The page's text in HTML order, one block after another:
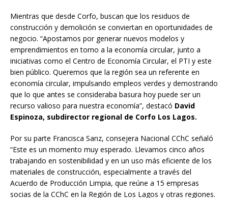
Mientras que desde Corfo, buscan que los residuos de
construcción y demolición se conviertan en oportunidades de
negocio. “Apostamos por generar nuevos modelos y
emprendimientos en torno a la economía circular, junto a
iniciativas como el Centro de Economía Circular, el PTI y este
bien público. Queremos que la región sea un referente en
economía circular, impulsando empleos verdes y demostrando
que lo que antes se consideraba basura hoy puede ser un
recurso valioso para nuestra economía”, destacó David
Espinoza, subdirector regional de Corfo Los Lagos.
Por su parte Francisca Sanz, consejera Nacional CChC señaló
“Este es un momento muy esperado. Llevamos cinco años
trabajando en sostenibilidad y en un uso más eficiente de los
materiales de construcción, especialmente a través del
Acuerdo de Producción Limpia, que reúne a 15 empresas
socias de la CChC en la Región de Los Lagos y otras regiones.